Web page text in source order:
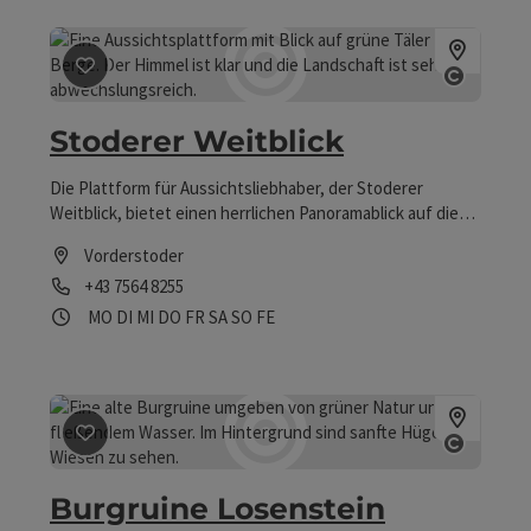
Flatscreen sehen kann, werden gerne auch Fragen zum
Thema beantwortet.
Beitrag merken: Stoderer Weitblick
Stoderer Weitblick
Die Plattform für Aussichtsliebhaber, der Stoderer
Weitblick, bietet einen herrlichen Panoramablick auf die
Vorderstoder
Telefon
+43 7564 8255
Öffnungszeiten
MO Montag geöffnet
DI Dienstag geöffnet
MI Mittwoch geöffnet
DO Donnerstag geöffnet
FR Freitag geöffnet
SASamstag geöffnet
SO Sonntag geöffnet
FEFeiertag geöffnet
Beitrag merken: Burgruine Losenstein
Burgruine Losenstein